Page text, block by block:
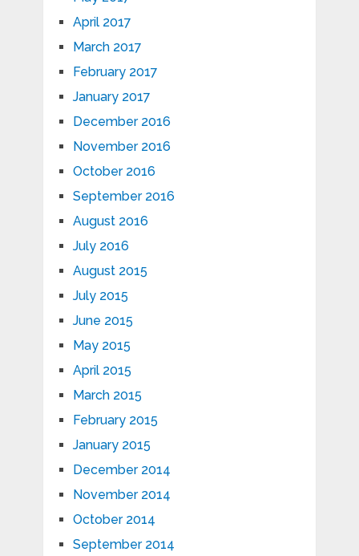
April 2017
March 2017
February 2017
January 2017
December 2016
November 2016
October 2016
September 2016
August 2016
July 2016
August 2015
July 2015
June 2015
May 2015
April 2015
March 2015
February 2015
January 2015
December 2014
November 2014
October 2014
September 2014